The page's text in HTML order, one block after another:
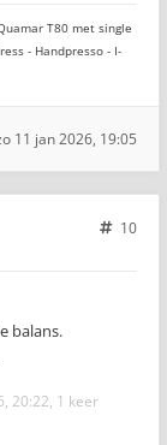
T80 met single
- Handpresso - I-
11 jan 2026, 19:05
10
balans.
20:22, 1 keer